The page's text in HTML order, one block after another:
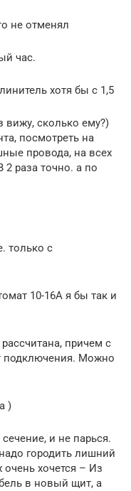
не отменял
час.
хотя бы с 1,5
вижу, сколько ему?)
посмотреть на
провода, на всех
2 раза точно. а по
только с
10-16А я бы так и
причем с
подключения. Можно
)
и не парься.
городить лишний
очень хочется – Из
в новый щит, а